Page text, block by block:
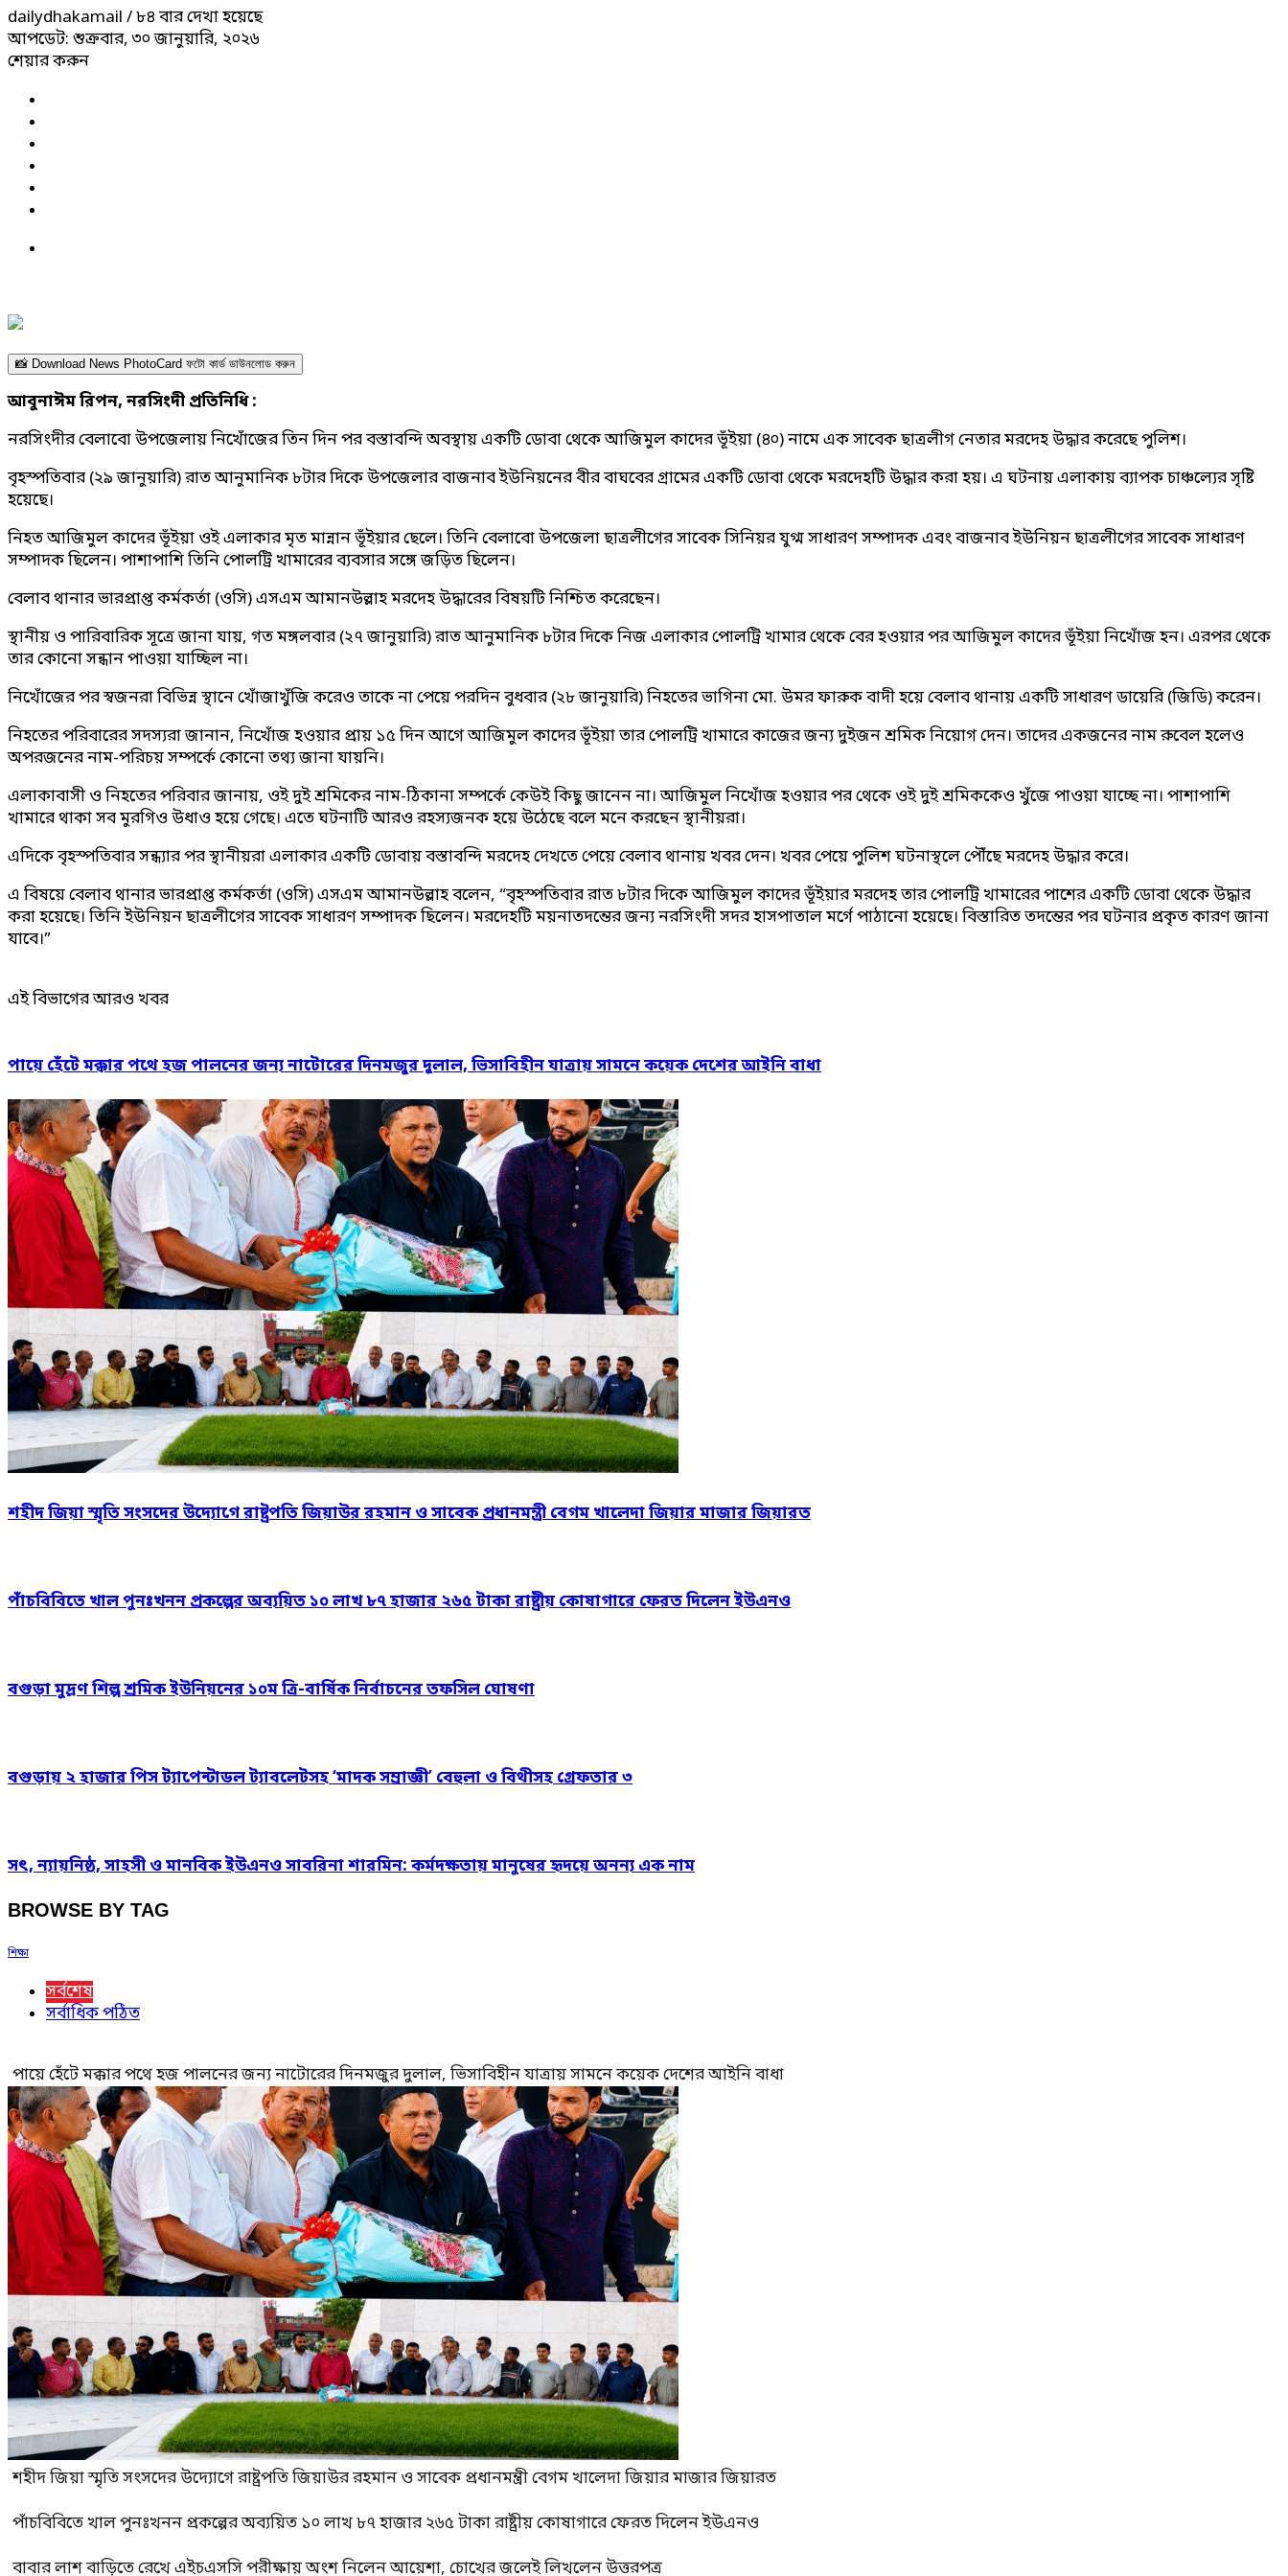
dailydhakamail / ৮৪ বার দেখা হয়েছে
আপডেট: শুক্রবার, ৩০ জানুয়ারি, ২০২৬
শেয়ার করুন
📸 Download News PhotoCard ফটো কার্ড ডাউনলোড করুন
আবুনাঈম রিপন, নরসিংদী প্রতিনিধি :
নরসিংদীর বেলাবো উপজেলায় নিখোঁজের তিন দিন পর বস্তাবন্দি অবস্থায় একটি ডোবা থেকে আজিমুল কাদের ভূঁইয়া (৪০) নামে এক সাবেক ছাত্রলীগ নেতার মরদেহ উদ্ধার করেছে পুলিশ।
বৃহস্পতিবার (২৯ জানুয়ারি) রাত আনুমানিক ৮টার দিকে উপজেলার বাজনাব ইউনিয়নের বীর বাঘবের গ্রামের একটি ডোবা থেকে মরদেহটি উদ্ধার করা হয়। এ ঘটনায় এলাকায় ব্যাপক চাঞ্চল্যের সৃষ্টি
হয়েছে।
নিহত আজিমুল কাদের ভূঁইয়া ওই এলাকার মৃত মান্নান ভূঁইয়ার ছেলে। তিনি বেলাবো উপজেলা ছাত্রলীগের সাবেক সিনিয়র যুগ্ম সাধারণ সম্পাদক এবং বাজনাব ইউনিয়ন ছাত্রলীগের সাবেক সাধারণ
সম্পাদক ছিলেন। পাশাপাশি তিনি পোলট্রি খামারের ব্যবসার সঙ্গে জড়িত ছিলেন।
বেলাব থানার ভারপ্রাপ্ত কর্মকর্তা (ওসি) এসএম আমানউল্লাহ মরদেহ উদ্ধারের বিষয়টি নিশ্চিত করেছেন।
স্থানীয় ও পারিবারিক সূত্রে জানা যায়, গত মঙ্গলবার (২৭ জানুয়ারি) রাত আনুমানিক ৮টার দিকে নিজ এলাকার পোলট্রি খামার থেকে বের হওয়ার পর আজিমুল কাদের ভূঁইয়া নিখোঁজ হন। এরপর থেকে
তার কোনো সন্ধান পাওয়া যাচ্ছিল না।
নিখোঁজের পর স্বজনরা বিভিন্ন স্থানে খোঁজাখুঁজি করেও তাকে না পেয়ে পরদিন বুধবার (২৮ জানুয়ারি) নিহতের ভাগিনা মো. উমর ফারুক বাদী হয়ে বেলাব থানায় একটি সাধারণ ডায়েরি (জিডি) করেন।
নিহতের পরিবারের সদস্যরা জানান, নিখোঁজ হওয়ার প্রায় ১৫ দিন আগে আজিমুল কাদের ভূঁইয়া তার পোলট্রি খামারে কাজের জন্য দুইজন শ্রমিক নিয়োগ দেন। তাদের একজনের নাম রুবেল হলেও
অপরজনের নাম-পরিচয় সম্পর্কে কোনো তথ্য জানা যায়নি।
এলাকাবাসী ও নিহতের পরিবার জানায়, ওই দুই শ্রমিকের নাম-ঠিকানা সম্পর্কে কেউই কিছু জানেন না। আজিমুল নিখোঁজ হওয়ার পর থেকে ওই দুই শ্রমিককেও খুঁজে পাওয়া যাচ্ছে না। পাশাপাশি
খামারে থাকা সব মুরগিও উধাও হয়ে গেছে। এতে ঘটনাটি আরও রহস্যজনক হয়ে উঠেছে বলে মনে করছেন স্থানীয়রা।
এদিকে বৃহস্পতিবার সন্ধ্যার পর স্থানীয়রা এলাকার একটি ডোবায় বস্তাবন্দি মরদেহ দেখতে পেয়ে বেলাব থানায় খবর দেন। খবর পেয়ে পুলিশ ঘটনাস্থলে পৌঁছে মরদেহ উদ্ধার করে।
এ বিষয়ে বেলাব থানার ভারপ্রাপ্ত কর্মকর্তা (ওসি) এসএম আমানউল্লাহ বলেন, “বৃহস্পতিবার রাত ৮টার দিকে আজিমুল কাদের ভূঁইয়ার মরদেহ তার পোলট্রি খামারের পাশের একটি ডোবা থেকে উদ্ধার
করা হয়েছে। তিনি ইউনিয়ন ছাত্রলীগের সাবেক সাধারণ সম্পাদক ছিলেন। মরদেহটি ময়নাতদন্তের জন্য নরসিংদী সদর হাসপাতাল মর্গে পাঠানো হয়েছে। বিস্তারিত তদন্তের পর ঘটনার প্রকৃত কারণ জানা
যাবে।”
এই বিভাগের আরও খবর
পায়ে হেঁটে মক্কার পথে হজ পালনের জন্য নাটোরের দিনমজুর দুলাল, ভিসাবিহীন যাত্রায় সামনে কয়েক দেশের আইনি বাধা
শহীদ জিয়া স্মৃতি সংসদের উদ্যোগে রাষ্ট্রপতি জিয়াউর রহমান ও সাবেক প্রধানমন্ত্রী বেগম খালেদা জিয়ার মাজার জিয়ারত
পাঁচবিবিতে খাল পুনঃখনন প্রকল্পের অব্যয়িত ১০ লাখ ৮৭ হাজার ২৬৫ টাকা রাষ্ট্রীয় কোষাগারে ফেরত দিলেন ইউএনও
বগুড়া মুদ্রণ শিল্প শ্রমিক ইউনিয়নের ১০ম ত্রি-বার্ষিক নির্বাচনের তফসিল ঘোষণা
বগুড়ায় ২ হাজার পিস ট্যাপেন্টাডল ট্যাবলেটসহ ‘মাদক সম্রাজ্ঞী’ বেহুলা ও বিথীসহ গ্রেফতার ৩
সৎ, ন্যায়নিষ্ঠ, সাহসী ও মানবিক ইউএনও সাবরিনা শারমিন: কর্মদক্ষতায় মানুষের হৃদয়ে অনন্য এক নাম
BROWSE BY TAG
শিক্ষা
সর্বশেষ
সর্বাধিক পঠিত
পায়ে হেঁটে মক্কার পথে হজ পালনের জন্য নাটোরের দিনমজুর দুলাল, ভিসাবিহীন যাত্রায় সামনে কয়েক দেশের আইনি বাধা
শহীদ জিয়া স্মৃতি সংসদের উদ্যোগে রাষ্ট্রপতি জিয়াউর রহমান ও সাবেক প্রধানমন্ত্রী বেগম খালেদা জিয়ার মাজার জিয়ারত
পাঁচবিবিতে খাল পুনঃখনন প্রকল্পের অব্যয়িত ১০ লাখ ৮৭ হাজার ২৬৫ টাকা রাষ্ট্রীয় কোষাগারে ফেরত দিলেন ইউএনও
বাবার লাশ বাড়িতে রেখে এইচএসসি পরীক্ষায় অংশ নিলেন আয়েশা, চোখের জলেই লিখলেন উত্তরপত্র